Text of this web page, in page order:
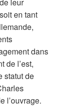
leur
en tant
dans
de l’est,
statut de
l’ouvrage.